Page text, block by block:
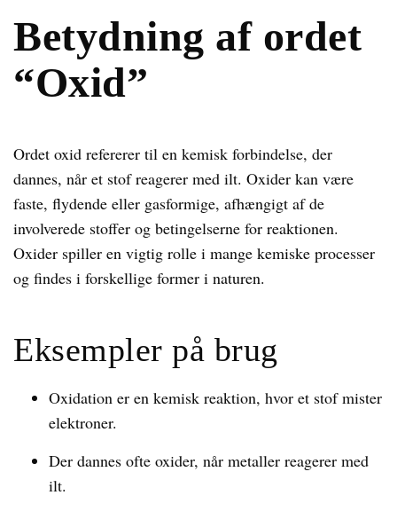
Betydning af ordet
“Oxid”
Ordet oxid refererer til en kemisk forbindelse, der
dannes, når et stof reagerer med ilt. Oxider kan være
faste, flydende eller gasformige, afhængigt af de
involverede stoffer og betingelserne for reaktionen.
Oxider spiller en vigtig rolle i mange kemiske processer
og findes i forskellige former i naturen.
Eksempler på brug
Oxidation er en kemisk reaktion, hvor et stof mister
elektroner.
Der dannes ofte oxider, når metaller reagerer med
ilt.